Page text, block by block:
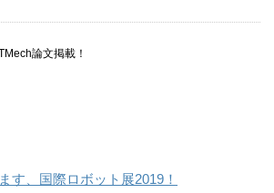
論文掲載！
す、国際ロボット展2019！